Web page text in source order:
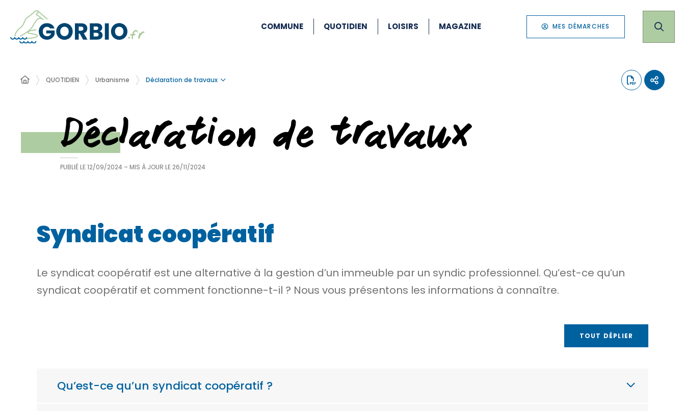
COMMUNE QUOTIDIEN LOISIRS MAGAZINE MES DÉMARCHES
QUOTIDIEN Urbanisme Déclaration de travaux
Déclaration de travaux
PUBLIÉ LE12/09/2024 – MIS À JOUR LE 26/11/2024
Syndicat coopératif
Le syndicat coopératif est une alternative à la gestion d’un immeuble par un syndic professionnel. Qu’est-ce qu’un
syndicat coopératif et comment fonctionne-t-il ? Nous vous présentons les informations à connaître.
TOUT DÉPLIER
Qu’est-ce qu’un syndicat coopératif ?